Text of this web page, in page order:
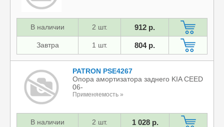
В наличии 2 шт. 912 р.
Завтра 1 шт. 804 р.
PATRON PSE4267
Опора амортизатора заднего KIA CEED
06-
Применяемость »
В наличии 2 шт. 1 028 р.